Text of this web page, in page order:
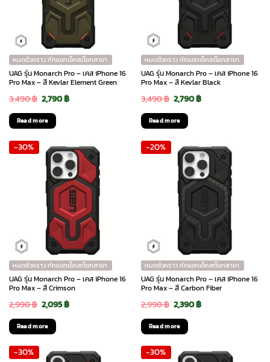
หมดชั่วคราว ทักแชทเช็คสต๊อกสาขา
UAG รุ่น Monarch Pro – เคส iPhone 16
Pro Max – สี Kevlar Element Green
3,490฿ Original
price
was:
3,490 ฿.
2,790฿Current
2,790 ฿.
Read more
หมดชั่วคราว ทักแชทเช็คสต๊อกสาขา
UAG รุ่น Monarch Pro – เคส iPhone 16
Pro Max – สี Kevlar Black
3,490฿ Original
price
was:
3,490 ฿.
2,790฿Current
2,790 ฿.
Read more
-30%
หมดชั่วคราว ทักแชทเช็คสต๊อกสาขา
UAG รุ่น Monarch Pro – เคส iPhone 16
Pro Max – สี Crimson
2,990฿ Original
price
was:
2,990 ฿.
2,095฿Current
2,095 ฿.
Read more
-20%
หมดชั่วคราว ทักแชทเช็คสต๊อกสาขา
UAG รุ่น Monarch Pro – เคส iPhone 16
Pro Max – สี Carbon Fiber
2,990฿ Original
price
was:
2,990 ฿.
2,390฿Current
2,390 ฿.
Read more
-30% -30%